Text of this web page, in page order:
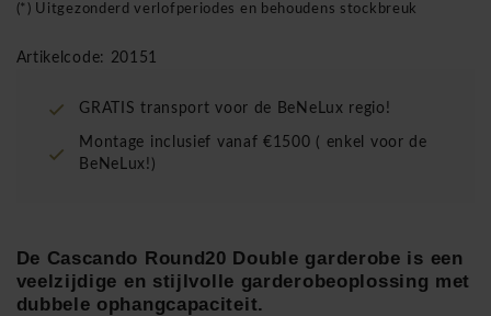
(*) Uitgezonderd verlofperiodes en behoudens stockbreuk
Artikelcode: 20151
GRATIS transport voor de BeNeLux regio!
Montage inclusief vanaf €1500 ( enkel voor de
BeNeLux!)
De Cascando Round20 Double garderobe is een
veelzijdige en stijlvolle garderobeoplossing met
dubbele ophangcapaciteit.